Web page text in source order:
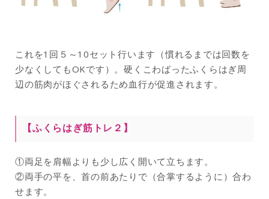
これを1回５～10セット行います（慣れるまでは回数を
少なくしてもOKです）。硬くこわばったふくらはぎ周
辺の筋肉がほぐされるため血行が促進されます。
【ふくらはぎ筋トレ２】
①両足を肩幅よりも少し広く開いて立ちます。
②両手の平を、首の前あたりで（合掌するように）合わ
せます。